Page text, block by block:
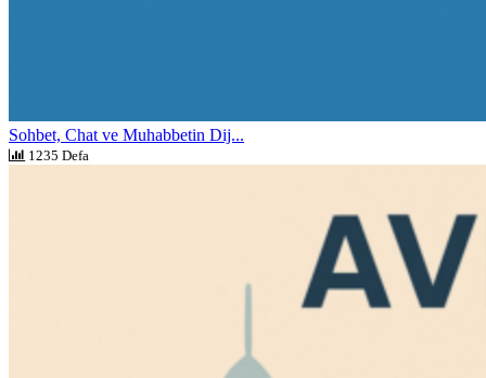
Sohbet, Chat ve Muhabbetin Dij...
1235 Defa